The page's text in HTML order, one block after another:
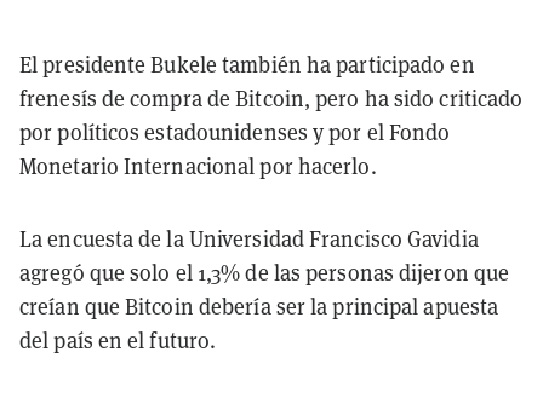
El presidente Bukele también ha participado en
frenesís de compra de Bitcoin, pero ha sido criticado
por políticos estadounidenses y por el Fondo
Monetario Internacional por hacerlo.
La encuesta de la Universidad Francisco Gavidia
agregó que solo el 1,3% de las personas dijeron que
creían que Bitcoin debería ser la principal apuesta
del país en el futuro.